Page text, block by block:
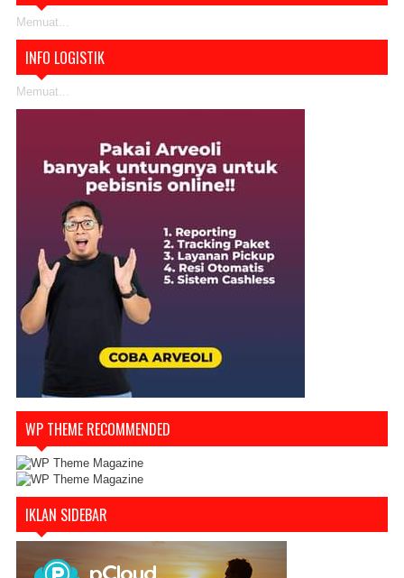
Memuat...
INFO LOGISTIK
Memuat...
WP THEME RECOMMENDED
IKLAN SIDEBAR